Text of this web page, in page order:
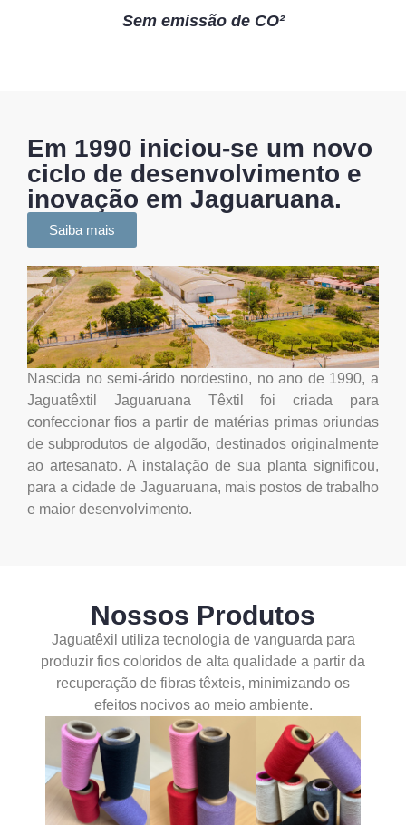
Sem emissão de CO²
Em 1990 iniciou-se um novo
ciclo de desenvolvimento e
inovação em Jaguaruana.
Saiba mais
Nascida no semi-árido nordestino, no ano de 1990, a
Jaguatêxtil Jaguaruana Têxtil foi criada para
confeccionar fios a partir de matérias primas oriundas
de subprodutos de algodão, destinados originalmente
ao artesanato. A instalação de sua planta significou,
para a cidade de Jaguaruana, mais postos de trabalho
e maior desenvolvimento.
Nossos Produtos
Jaguatêxil utiliza tecnologia de vanguarda para
produzir fios coloridos de alta qualidade a partir da
recuperação de fibras têxteis, minimizando os
efeitos nocivos ao meio ambiente.